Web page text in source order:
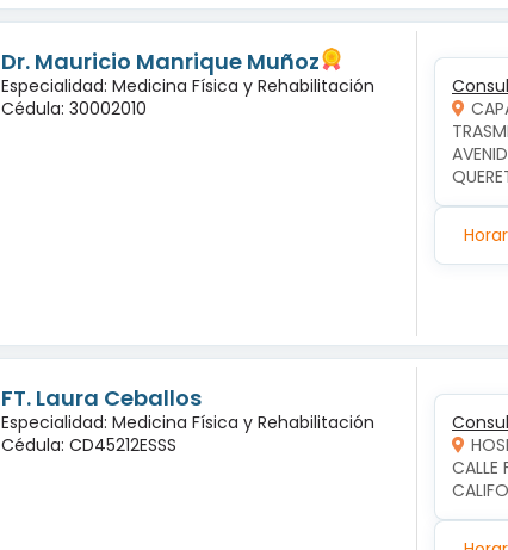
Dr. Mauricio Manrique Muñoz
Especialidad: Medicina Física y Rehabilitación
Cédula: 30002010
FT. Laura Ceballos
Especialidad: Medicina Física y Rehabilitación
Cédula: CD45212ESSS
CALLE